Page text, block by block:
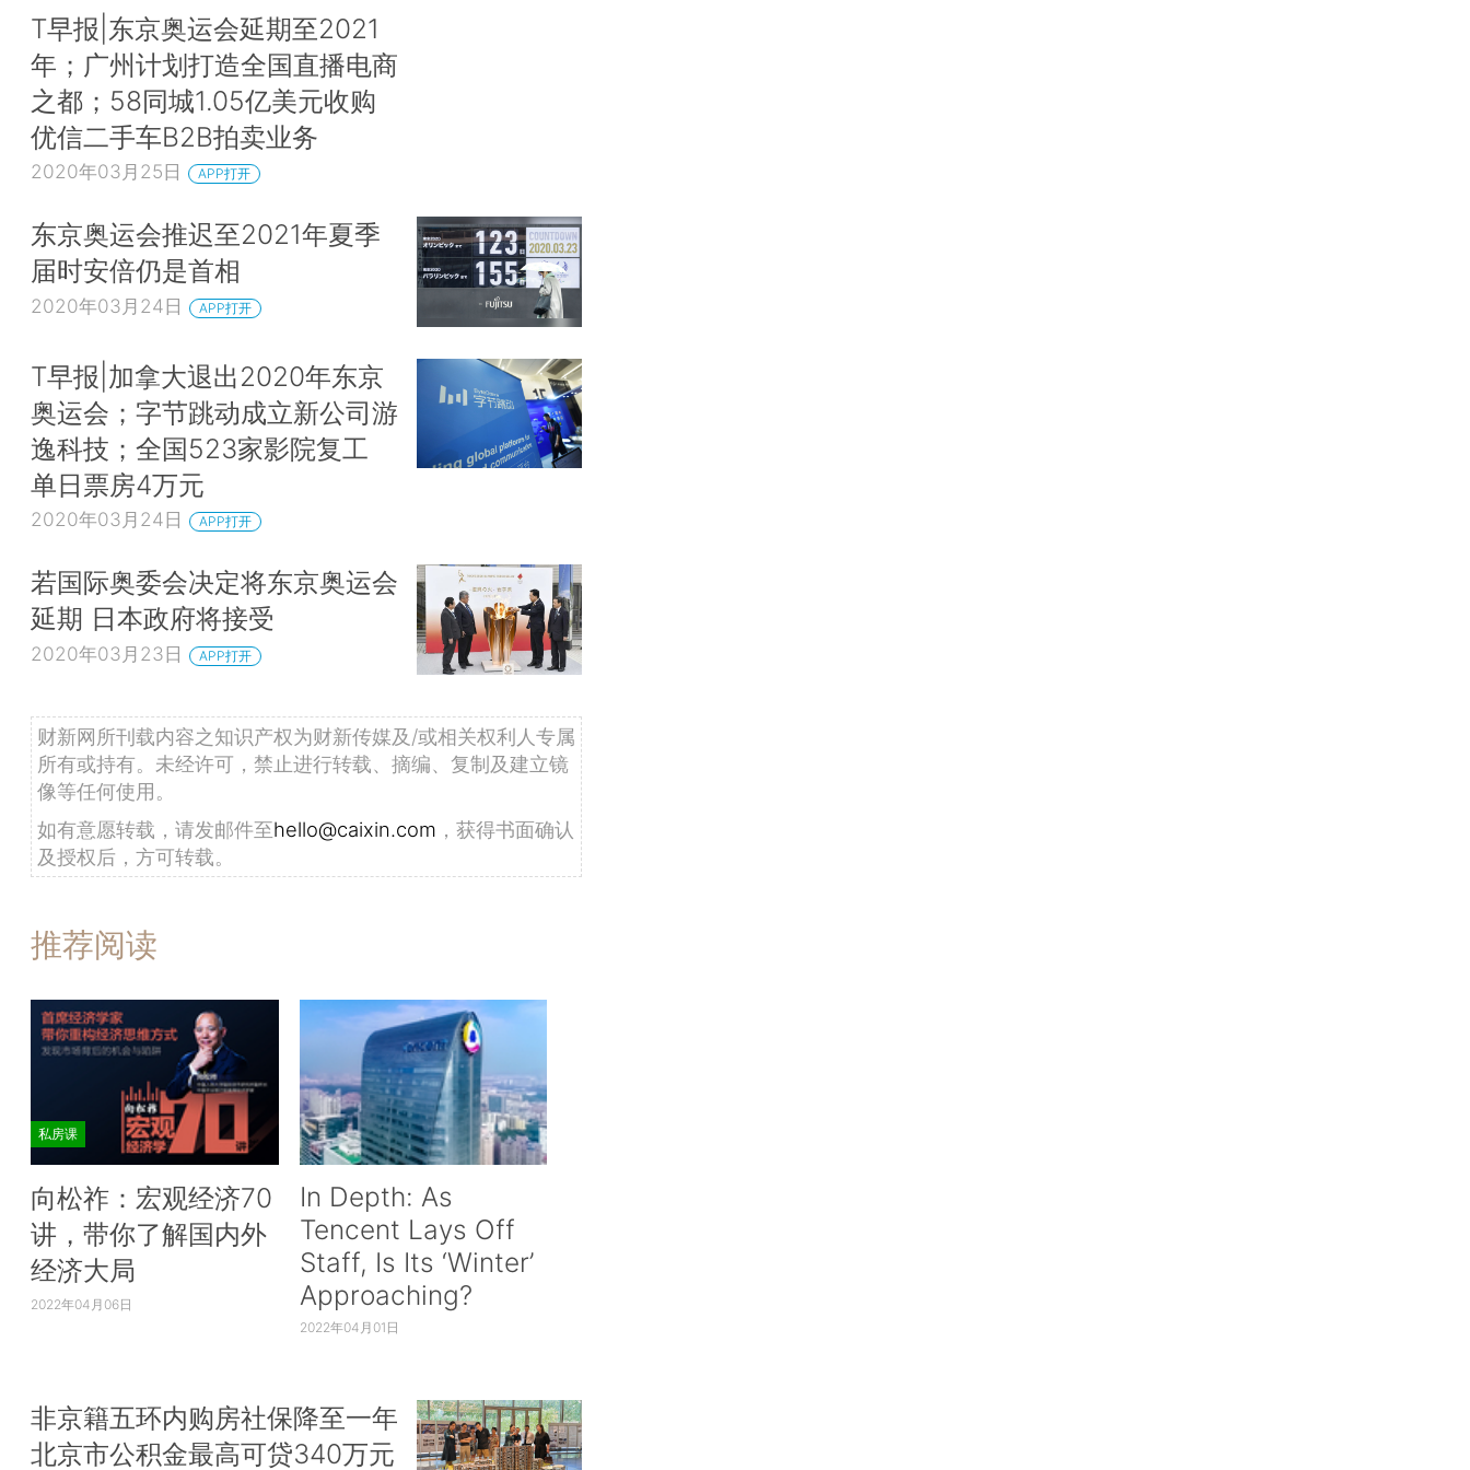
T早报|东京奥运会延期至2021
年；广州计划打造全国直播电商
之都；58同城1.05亿美元收购
优信二手车B2B拍卖业务
2020年03月25日 APP打开
东京奥运会推迟至2021年夏季
届时安倍仍是首相
2020年03月24日 APP打开
T早报|加拿大退出2020年东京
奥运会；字节跳动成立新公司游
逸科技；全国523家影院复工
单日票房4万元
2020年03月24日 APP打开
若国际奥委会决定将东京奥运会
延期 日本政府将接受
2020年03月23日 APP打开
财新网所刊载内容之知识产权为财新传媒及/或相关权利人专属
所有或持有。未经许可，禁止进行转载、摘编、复制及建立镜
像等任何使用。
如有意愿转载，请发邮件至hello@caixin.com ，获得书面确认
及授权后，方可转载。
推荐阅读
私房课
向松祚：宏观经济70
讲，带你了解国内外
经济大局
2022年04月06日
In Depth: As
Tencent Lays Off
Staff, Is Its ‘Winter’
Approaching?
2022年04月01日
非京籍五环内购房社保降至一年
北京市公积金最高可贷340万元